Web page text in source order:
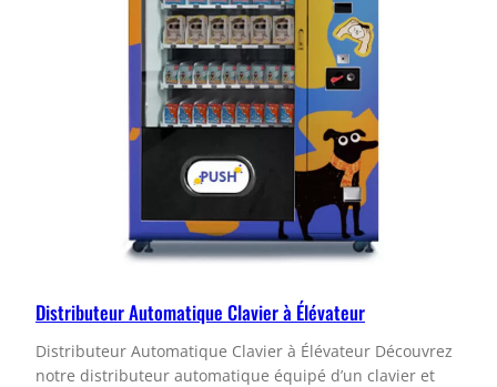
Distributeur Automatique Clavier à Élévateur
Distributeur Automatique Clavier à Élévateur Découvrez
notre distributeur automatique équipé d’un clavier et